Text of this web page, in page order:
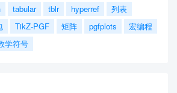
tabular tblr hyperref
列表
TikZ-PGF 矩阵 pgfplots
宏编程
学符号